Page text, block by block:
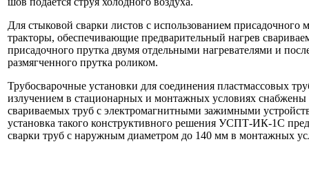
Для стыковой сварки листов с использованием присадочного
тракторы, обеспечивающие предварительный нагрев
присадочного прутка двумя отдельными нагревателями и
размягченного прутка роликом.
Трубосварочные установки для соединения пластмассовых
излучением в стационарных и монтажных условиях
свариваемых труб с электромагнитными зажимными
установка такого конструктивного решения УСПТ-ИК-1С
сварки труб с наружным диаметром до 140 мм в монтажных